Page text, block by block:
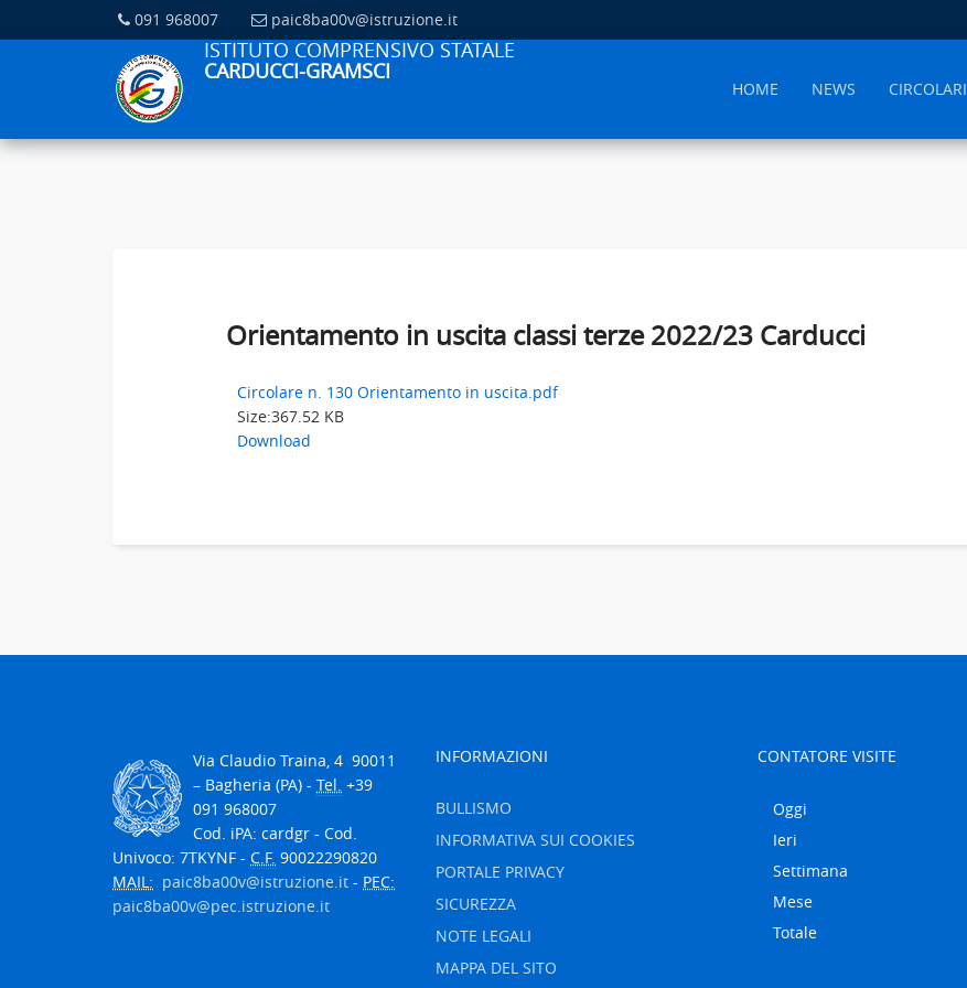
091 968007 paic8ba00v@istruzione.it
ISTITUTO COMPRENSIVO STATALE
CARDUCCI-GRAMSCI
HOME NEWS CIRCOLARI
Orientamento in uscita classi terze 2022/23 Carducci
Circolare n. 130 Orientamento in uscita.pdf
Size:367.52 KB
Download
Via Claudio Traina, 4 90011
– Bagheria (PA) - Tel. +39
091 968007
Cod. iPA: cardgr - Cod.
Univoco: 7TKYNF - C.F. 90022290820
MAIL: paic8ba00v@istruzione.it - PEC:
paic8ba00v@pec.istruzione.it
INFORMAZIONI
BULLISMO
INFORMATIVA SUI COOKIES
PORTALE PRIVACY
SICUREZZA
NOTE LEGALI
MAPPA DEL SITO
CONTATORE VISITE
Oggi
Ieri
Settimana
Mese
Totale